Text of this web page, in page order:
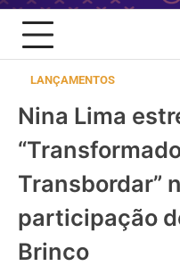
LANÇAMENTOS
Nina Lima
Transbordar”
participação
Brinco